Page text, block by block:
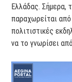
Ελλάδας. Σήμερα,
παραχωρείται
πολιτιστικές
να το γνωρίσει